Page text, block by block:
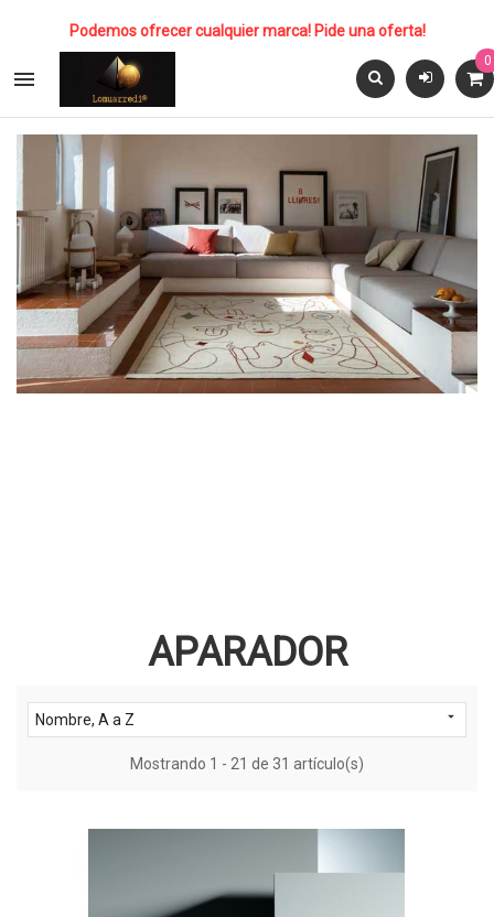
Podemos ofrecer cualquier marca! Pide una oferta!

0
APARADOR
Nombre, A a Z 
Mostrando 1 - 21 de 31 artículo(s)